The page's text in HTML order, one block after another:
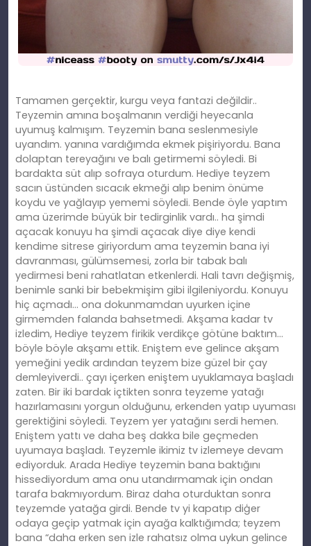
Tamamen gerçektir, kurgu veya fantazi değildir..
Teyzemin amına boşalmanın verdiği heyecanla
uyumuş kalmışım. Teyzemin bana seslenmesiyle
uyandım. yanına vardığımda ekmek pişiriyordu. Bana
dolaptan tereyağını ve balı getirmemi söyledi. Bi
bardakta süt alıp sofraya oturdum. Hediye teyzem
sacın üstünden sıcacık ekmeği alıp benim önüme
koydu ve yağlayıp yememi söyledi. Bende öyle yaptım
ama üzerimde büyük bir tedirginlik vardı.. ha şimdi
açacak konuyu ha şimdi açacak diye diye kendi
kendime sitrese giriyordum ama teyzemin bana iyi
davranması, gülümsemesi, zorla bir tabak balı
yedirmesi beni rahatlatan etkenlerdi. Hali tavrı değişmiş,
benimle sanki bir bebekmişim gibi ilgileniyordu. Konuyu
hiç açmadı… ona dokunmamdan uyurken içine
girmemden falanda bahsetmedi. Akşama kadar tv
izledim, Hediye teyzem firikik verdikçe götüne baktım…
böyle böyle akşamı ettik. Eniştem eve gelince akşam
yemeğini yedik ardından teyzem bize güzel bir çay
demleyiverdi.. çayı içerken eniştem uyuklamaya başladı
zaten. Bir iki bardak içtikten sonra teyzeme yatağı
hazırlamasını yorgun olduğunu, erkenden yatıp uyuması
gerektiğini söyledi. Teyzem yer yatağını serdi hemen.
Eniştem yattı ve daha beş dakka bile geçmeden
uyumaya başladı. Teyzemle ikimiz tv izlemeye devam
ediyorduk. Arada Hediye teyzemin bana baktığını
hissediyordum ama onu utandırmamak için ondan
tarafa bakmıyordum. Biraz daha oturduktan sonra
teyzemde yatağa girdi. Bende tv yi kapatıp diģer
odaya geçip yatmak için ayağa kalktığımda; teyzem
bana “daha erken sen izle rahatsız olma uykun gelince